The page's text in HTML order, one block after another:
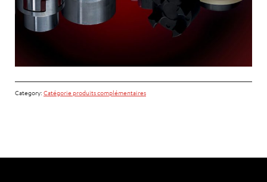
Category: Catégorie produits complémentaires